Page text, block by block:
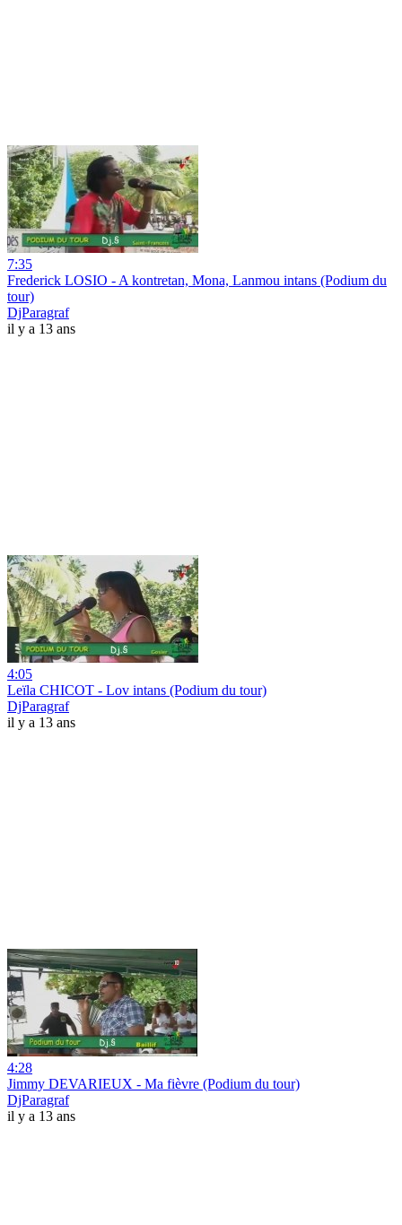
7:35
Frederick LOSIO - A kontretan, Mona, Lanmou intans (Podium du
tour)
DjParagraf
il y a 13 ans
4:05
Leïla CHICOT - Lov intans (Podium du tour)
DjParagraf
il y a 13 ans
4:28
Jimmy DEVARIEUX - Ma fièvre (Podium du tour)
DjParagraf
il y a 13 ans